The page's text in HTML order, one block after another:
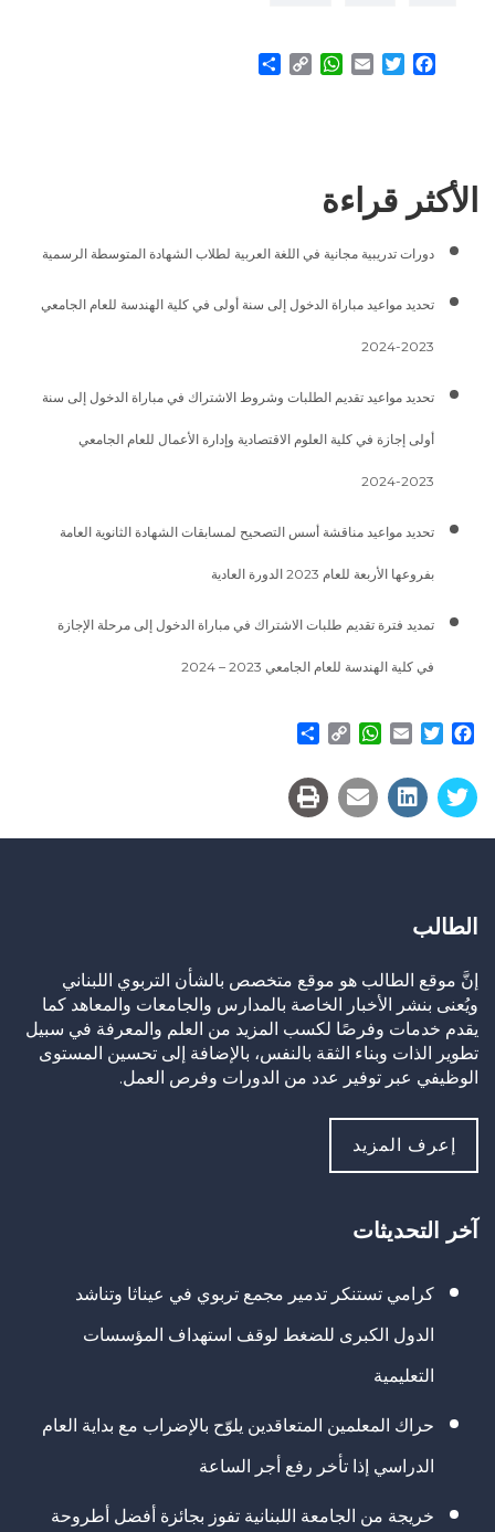
Facebook
Twitter
Email
WhatsApp
Copy
الأكثر قراءة
دورات تدريبية مجانية في اللغة العربية لطلاب الشهادة المتوسطة الرسمية
تحديد مواعيد مباراة الدخول إلى سنة أولى في كلية الهندسة للعام الجامعي
2023-2024
تحديد مواعيد تقديم الطلبات وشروط الاشتراك في مباراة الدخول إلى سنة
أولى إجازة في كلية العلوم الاقتصادية وإدارة الأعمال للعام الجامعي
2023-2024
تحديد مواعيد مناقشة أسس التصحيح لمسابقات الشهادة الثانوية العامة
بفروعها الأربعة للعام 2023 الدورة العادية
تمديد فترة تقديم طلبات الاشتراك في مباراة الدخول إلى مرحلة الإجازة
في كلية الهندسة للعام الجامعي 2023 – 2024
Facebook
Twitter
Email
WhatsApp
Copy
الطالب
إنَّ موقع الطالب هو موقع متخصص بالشأن التربوي اللبناني
ويُعنى بنشر الأخبار الخاصة بالمدارس والجامعات والمعاهد كما
يقدم خدمات وفرصًا لكسب المزيد من العلم والمعرفة في سبيل
تطوير الذات وبناء الثقة بالنفس، بالإضافة إلى تحسين المستوى
الوظيفي عبر توفير عدد من الدورات وفرص العمل.
إعرف المزيد
آخر التحديثات
كرامي تستنكر تدمير مجمع تربوي في عيناثا وتناشد
الدول الكبرى للضغط لوقف استهداف المؤسسات
التعليمية
حراك المعلمين المتعاقدين يلوّح بالإضراب مع بداية العام
الدراسي إذا تأخر رفع أجر الساعة
خريجة من الجامعة اللبنانية تفوز بجائزة أفضل أطروحة